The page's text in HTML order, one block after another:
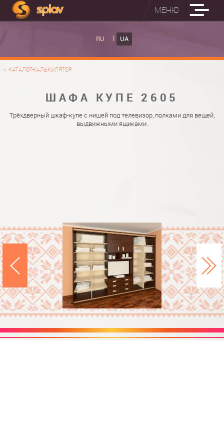
МЕНЮ
RU UA
КАТАЛОГ-КАЛЬКУЛЯТОР
ШАФА КУПЕ 2605
Трёхдверный шкаф-купе с нишей под телевизор, полками для вещей,
выдвижными ящиками.
ВБУДОВАНІ ПРАСУВАЛЬНІ ДОШКИ
НАСТІННА ПРАСУВАЛЬНА ДОШКА "РУСАЛКА"
ФОТО ШАФ КУПЕ
МАТЕРІАЛИ
ФУРНІТУРА
ПРО НАС